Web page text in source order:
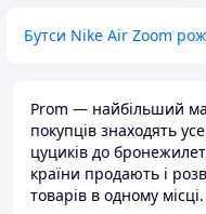
Бутси Nike Air Zoom
Prom — найбільший
покупців знаходять
цуциків до
країни продають і
товарів в одному місці.